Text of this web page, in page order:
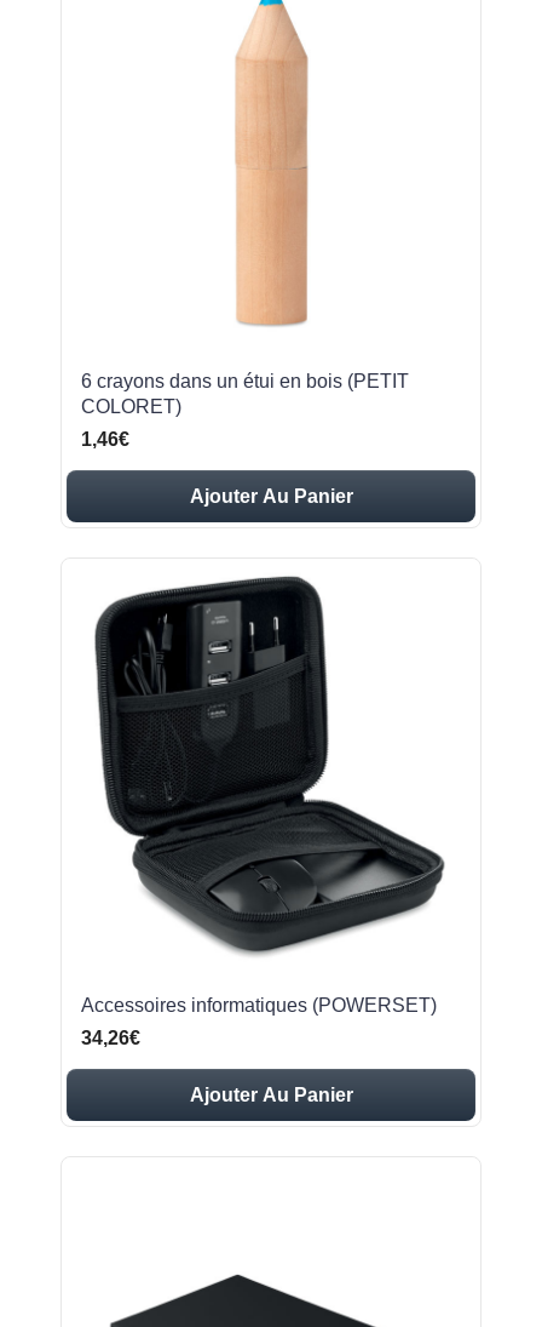
6 crayons dans un étui en bois (PETIT
COLORET)
1,46€
Ajouter Au Panier
Accessoires informatiques (POWERSET)
34,26€
Ajouter Au Panier